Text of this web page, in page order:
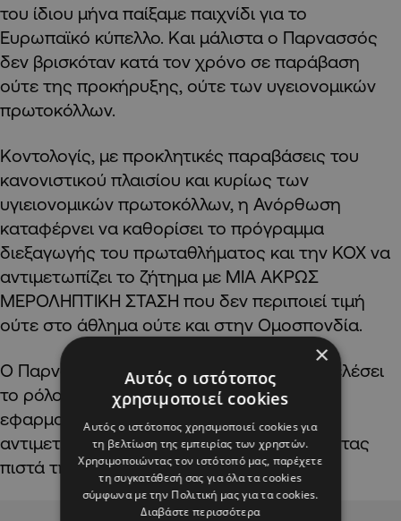
του ίδιου μήνα παίξαμε παιχνίδι για το
Ευρωπαϊκό κύπελλο. Και μάλιστα ο Παρνασσός
δεν βρισκόταν κατά τον χρόνο σε παράβαση
ούτε της προκήρυξης, ούτε των υγειονομικών
πρωτοκόλλων.
Κοντολογίς, με προκλητικές παραβάσεις του
κανονιστικού πλαισίου και κυρίως των
υγιειονομικών πρωτοκόλλων, η Ανόρθωση
καταφέρνει να καθορίσει το πρόγραμμα
διεξαγωγής του πρωταθλήματος και την ΚΟΧ να
αντιμετωπίζει το ζήτημα με ΜΙΑ ΑΚΡΩΣ
ΜΕΡΟΛΗΠΤΙΚΗ ΣΤΑΣΗ που δεν περιποιεί τιμή
ούτε στο άθλημα ούτε και στην Ομοσπονδία.
Ο Παρνασσός αναμένει ότι η ΚΟΧ θα επιτελέσει
το ρόλο της έστω και την υστάτη και θα
εφαρμοστεί επιτέλους ισονομία στην
αντιμετώπιση των σωματείων ακολουθώντας
πιστά την προκήρυξη».
Advertisement
×
Αυτός ο ιστότοπος
χρησιμοποιεί cookies
Αυτός ο ιστότοπος χρησιμοποιεί cookies για
τη βελτίωση της εμπειρίας των χρηστών.
Χρησιμοποιώντας τον ιστότοπό μας, παρέχετε
τη συγκατάθεσή σας για όλα τα cookies
σύμφωνα με την Πολιτική μας για τα cookies.
Διαβάστε περισσότερα